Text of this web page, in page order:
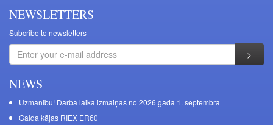
NEWSLETTERS
Subcribe to newsletters
NEWS
Uzmanību! Darba laika izmaiņas no 2026.gada 1. septembra
Galda kājas RIEX ER60